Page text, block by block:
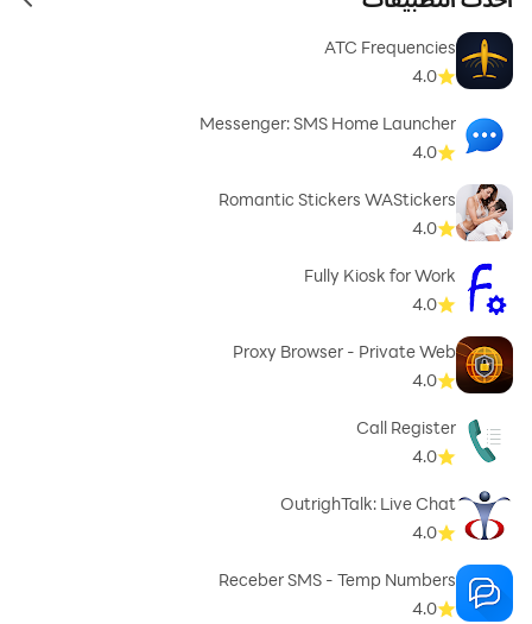
ATC Frequencies
4.0
Messenger: SMS Home Launcher
4.0
Romantic Stickers WAStickers
4.0
Fully Kiosk for Work
4.0
Proxy Browser - Private Web
4.0
Call Register
4.0
OutrighTalk: Live Chat
4.0
Receber SMS - Temp Numbers
4.0